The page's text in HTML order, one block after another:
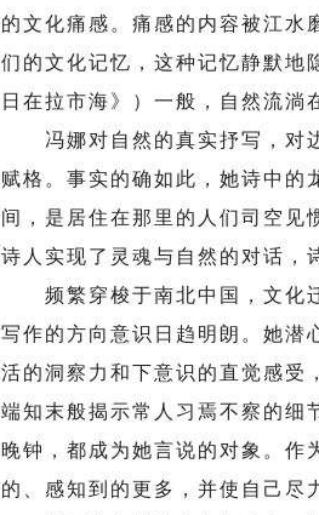
的文化痛感。痛感的内容被江水
们的文化记忆，这种记忆静默地
日在拉市海》）一般，自然流淌
冯娜对自然的真实抒写，对边
赋格。事实的确如此，她诗中的
间，是居住在那里的人们司空见
诗人实现了灵魂与自然的对话，
频繁穿梭于南北中国，文化迁
写作的方向意识日趋明朗。她潜
活的洞察力和下意识的直觉感受
端知末般揭示常人习焉不察的细
晚钟，都成为她言说的对象。作
的、感知到的更多，并使自己尽